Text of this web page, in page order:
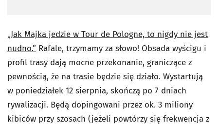
„Jak Majka jedzie w Tour de Pologne, to nigdy nie jest
nudno.” Rafale, trzymamy za słowo! Obsada wyścigu i
profil trasy dają mocne przekonanie, graniczące z
pewnością, że na trasie będzie się działo. Wystartują
w poniedziałek 12 sierpnia, skończą po 7 dniach
rywalizacji. Będą dopingowani przez ok. 3 miliony
kibiców przy szosach (jeżeli powtórzy się frekwencja z